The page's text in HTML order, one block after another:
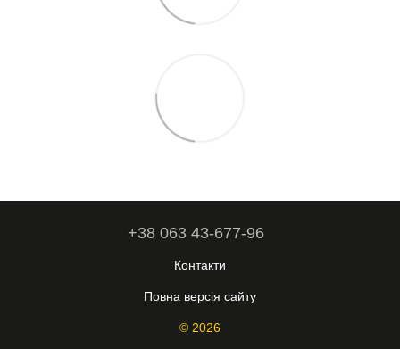
+38 063 43-677-96
Контакти
Повна версія сайту
© 2026